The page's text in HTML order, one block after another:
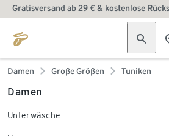
Gratisversand ab 29 € & kostenlose
Damen Große Größen Tuniken
Damen
Unterwäsche